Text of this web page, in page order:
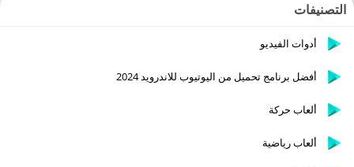
التصنيفات
أدوات الفيديو
أفضل برنامج تحميل من اليوتيوب للاندرويد 2024
ألعاب حركة
ألعاب رياضية